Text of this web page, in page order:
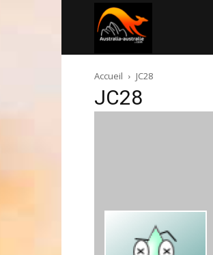
australie.com
Accueil JC28
JC28